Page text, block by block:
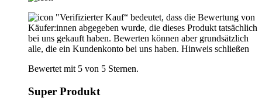
"Verifizierter Kauf“ bedeutet, dass die Bewertung von
Käufer:innen abgegeben wurde, die dieses Produkt tatsächlich
bei uns gekauft haben. Bewerten können aber grundsätzlich
alle, die ein Kundenkonto bei uns haben. Hinweis schließen
Bewertet mit 5 von 5 Sternen.
Super Produkt